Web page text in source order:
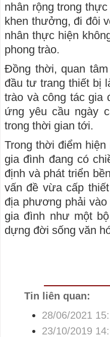
nhân rộng trong
khen thưởng, đi đôi
nhân thực hiện
phong trào.
Đồng thời, quan
đầu tư trang thiết bị
trào và công tác gia
ứng yêu cầu ngày
trong thời gian tới.
Trong thời điểm
gia đình đang có
định và phát triển
vấn đề vừa cấp
địa phương phải
gia đình như một
dựng đời sống văn
Tin liên quan:
28/06/2021
23/10/2019